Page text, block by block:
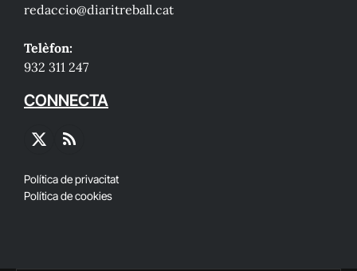
redaccio@diaritreball.cat
Telèfon:
932 311 247
CONNECTA
X
RSS
Política de privacitat
Política de cookies